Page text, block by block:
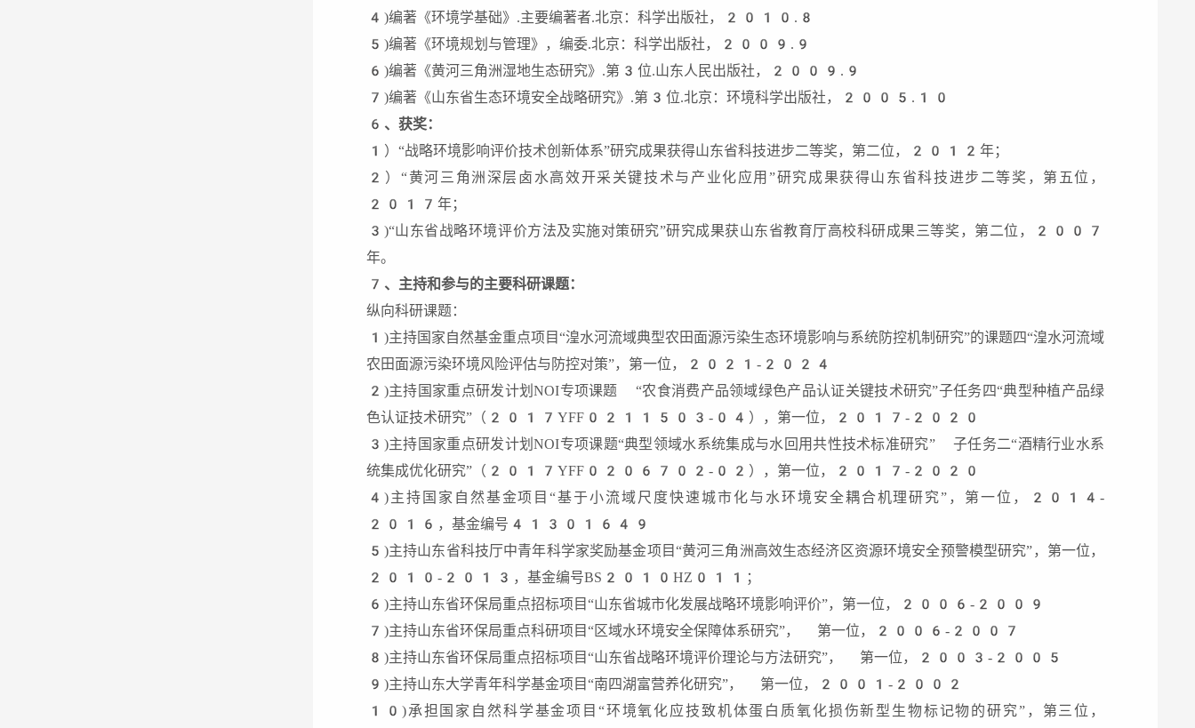
4)编著《环境学基础》.主要编著者.北京：科学出版社，2010.8
5)编著《环境规划与管理》，编委.北京：科学出版社，2009.9
6)编著《黄河三角洲湿地生态研究》.第3位.山东人民出版社，2009.9
7)编著《山东省生态环境安全战略研究》.第3位.北京：环境科学出版社，2005.10
6 、获奖：
1）“战略环境影响评价技术创新体系”研究成果获得山东省科技进步二等奖，第二位，2012年；
2）“黄河三角洲深层卤水高效开采关键技术与产业化应用”研究成果获得山东省科技进步二等奖，第五位，
2017年；
3)“山东省战略环境评价方法及实施对策研究”研究成果获山东省教育厅高校科研成果三等奖，第二位，2007
年。
7 、主持和参与的主要科研课题：
纵向科研课题：
1)主持国家自然基金重点项目“湟水河流域典型农田面源污染生态环境影响与系统防控机制研究”的课题四“湟水河流域
农田面源污染环境风险评估与防控对策”，第一位，2021-2024
2)主持国家重点研发计划NOI专项课题 “农食消费产品领域绿色产品认证关键技术研究”子任务四“典型种植产品绿
色认证技术研究”（2017YFF0211503-04），第一位，2017-2020
3)主持国家重点研发计划NOI专项课题“典型领域水系统集成与水回用共性技术标准研究” 子任务二“酒精行业水系
统集成优化研究”（2017YFF0206702-02），第一位，2017-2020
4)主持国家自然基金项目“基于小流域尺度快速城市化与水环境安全耦合机理研究”，第一位，2014-
2016，基金编号41301649
5)主持山东省科技厅中青年科学家奖励基金项目“黄河三角洲高效生态经济区资源环境安全预警模型研究”，第一位，
2010-2013，基金编号BS2010HZ011；
6)主持山东省环保局重点招标项目“山东省城市化发展战略环境影响评价”，第一位，2006-2009
7)主持山东省环保局重点科研项目“区域水环境安全保障体系研究”， 第一位，2006-2007
8)主持山东省环保局重点招标项目“山东省战略环境评价理论与方法研究”， 第一位，2003-2005
9)主持山东大学青年科学基金项目“南四湖富营养化研究”， 第一位，2001-2002
10)承担国家自然科学基金项目“环境氧化应技致机体蛋白质氧化损伤新型生物标记物的研究”，第三位，